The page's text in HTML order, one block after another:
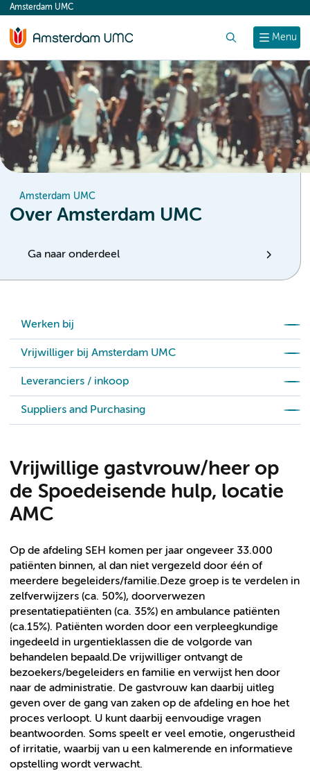
content
Menu
Amsterdam UMC
Amsterdam UMC
Over Amsterdam UMC
Ga naar onderdeel
Werken bij
Vrijwilliger bij Amsterdam UMC
Leveranciers / inkoop
Suppliers and Purchasing
Vrijwillige gastvrouw/heer op
de Spoedeisende hulp, locatie
AMC
Op de afdeling SEH komen per jaar ongeveer 33.000
patiënten binnen, al dan niet vergezeld door één of
meerdere begeleiders/familie.Deze groep is te verdelen in
zelfverwijzers (ca. 50%), doorverwezen
presentatiepatiënten (ca. 35%) en ambulance patiënten
(ca.15%). Patiënten worden door een verpleegkundige
ingedeeld in urgentieklassen die de volgorde van
behandelen bepaald.De vrijwilliger ontvangt de
bezoekers/begeleiders en familie en verwijst hen door
naar de administratie. De gastvrouw kan daarbij uitleg
geven over de gang van zaken op de afdeling en hoe het
proces verloopt. U kunt daarbij eenvoudige vragen
beantwoorden. Soms speelt er veel emotie, ongerustheid
of irritatie, waarbij van u een kalmerende en informatieve
opstelling wordt verwacht.